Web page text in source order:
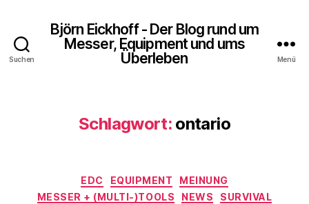
Suchen
Björn Eickhoff - Der Blog rund um
Messer, Equipment und ums
Überleben
Menü
Schlagwort: ontario
Kategorien
EDC EQUIPMENT
MEINUNG
MESSER + (MULTI-)TOOLS
NEWS
SURVIVAL